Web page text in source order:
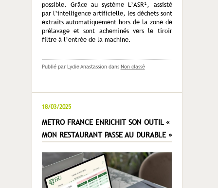
possible. Grâce au système L’ASR², assisté
par l’intelligence artificielle, les déchets sont
extraits automatiquement hors de la zone de
prélavage et sont acheminés vers le tiroir
filtre à l’entrée de la machine.
Publié par Lydie Anastassion dans Non classé
18/03/2025
METRO FRANCE ENRICHIT SON OUTIL «
MON RESTAURANT PASSE AU DURABLE »